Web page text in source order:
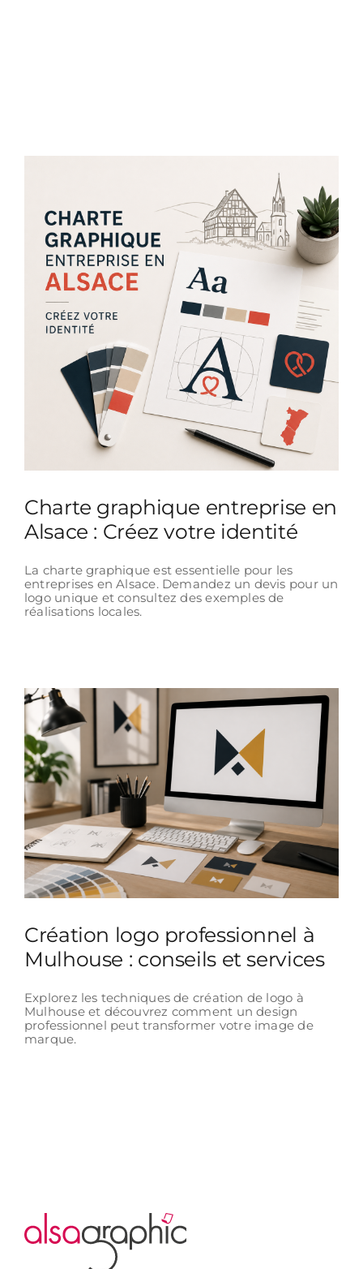
Charte graphique entreprise en
Alsace : Créez votre identité
La charte graphique est essentielle pour les
entreprises en Alsace. Demandez un devis pour un
logo unique et consultez des exemples de
réalisations locales.
Création logo professionnel à
Mulhouse : conseils et services
Explorez les techniques de création de logo à
Mulhouse et découvrez comment un design
professionnel peut transformer votre image de
marque.